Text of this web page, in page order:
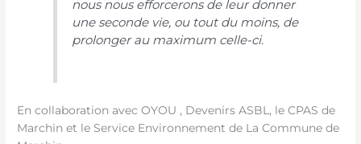
nous nous efforcerons de leur donner
une seconde vie, ou tout du moins, de
prolonger au maximum celle-ci.
En collaboration avec OYOU , Devenirs ASBL, le CPAS de
Marchin et le Service Environnement de La Commune de